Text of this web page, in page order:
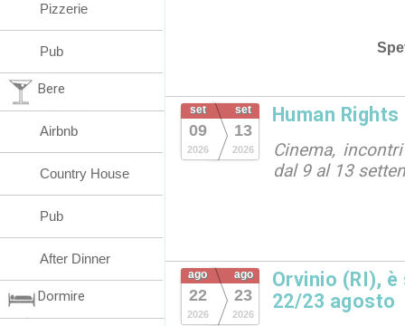
set
09
2026
set
13
2026
Human
Cinema,
dal 9 al 13
ago
22
2026
ago
23
2026
Orvinio (RI),
22/23 agosto
Pizzerie
Pub
Bere
Airbnb
Country House
Pub
After Dinner
Dormire